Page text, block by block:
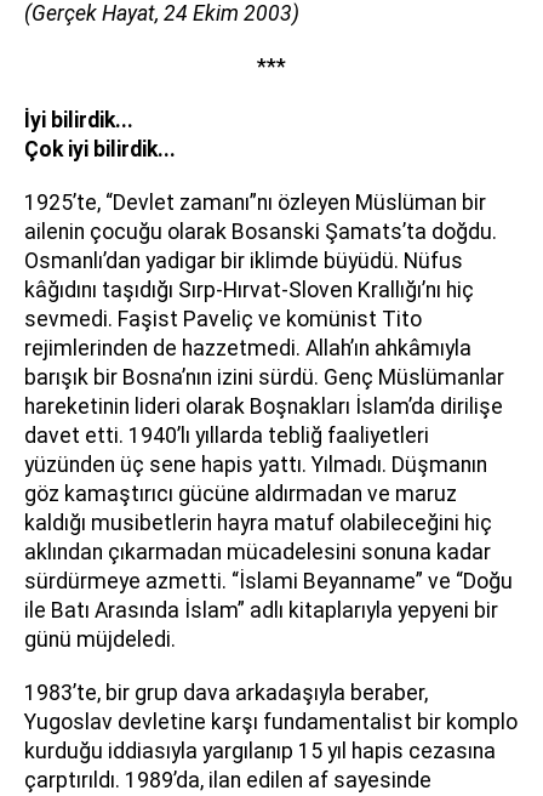
(Gerçek Hayat, 24 Ekim 2003)
***
İyi bilirdik...
Çok iyi bilirdik...
1925’te, “Devlet zamanı”nı özleyen Müslüman bir
ailenin çocuğu olarak Bosanski Şamats’ta doğdu.
Osmanlı’dan yadigar bir iklimde büyüdü. Nüfus
kâğıdını taşıdığı Sırp-Hırvat-Sloven Krallığı’nı hiç
sevmedi. Faşist Paveliç ve komünist Tito
rejimlerinden de hazzetmedi. Allah’ın ahkâmıyla
barışık bir Bosna’nın izini sürdü. Genç Müslümanlar
hareketinin lideri olarak Boşnakları İslam’da dirilişe
davet etti. 1940’lı yıllarda tebliğ faaliyetleri
yüzünden üç sene hapis yattı. Yılmadı. Düşmanın
göz kamaştırıcı gücüne aldırmadan ve maruz
kaldığı musibetlerin hayra matuf olabileceğini hiç
aklından çıkarmadan mücadelesini sonuna kadar
sürdürmeye azmetti. “İslami Beyanname” ve “Doğu
ile Batı Arasında İslam” adlı kitaplarıyla yepyeni bir
günü müjdeledi.
1983’te, bir grup dava arkadaşıyla beraber,
Yugoslav devletine karşı fundamentalist bir komplo
kurduğu iddiasıyla yargılanıp 15 yıl hapis cezasına
çarptırıldı. 1989’da, ilan edilen af sayesinde